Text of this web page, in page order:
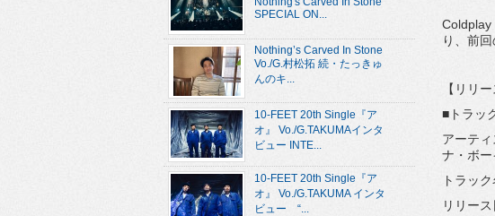
Coldplay
り、前
【リリ
■トラッ
アーテ
ナ・ボ
トラッ
リリー
SPECIAL ON...
Nothing’s Carved In Stone
Vo./G.村松拓 続・たっきゅ
んのキ...
10-FEET 20th Single『ア
オ』 Vo./G.TAKUMAインタ
ビュー INTE...
10-FEET 20th Single『ア
オ』 Vo./G.TAKUMA インタ
ビュー “...